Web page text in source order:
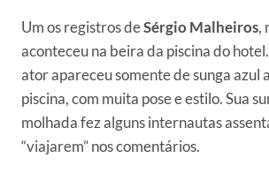
Um os registros deSérgio Malheiros,
aconteceu na beira da piscina do
ator apareceu somente de sunga azul
piscina, com muita pose e estilo. Sua
molhada fez alguns internautas
“viajarem” nos comentários.